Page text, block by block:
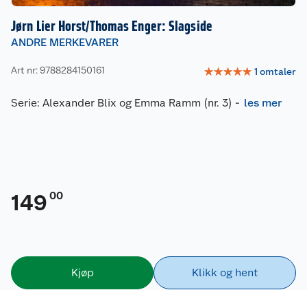
Jørn Lier Horst/Thomas Enger: Slagside
ANDRE MERKEVARER
Art nr: 9788284150161 ☆☆☆☆☆ 1 omtaler
Serie: Alexander Blix og Emma Ramm (nr. 3) - les mer
149 00
Kjøp Klikk og hent